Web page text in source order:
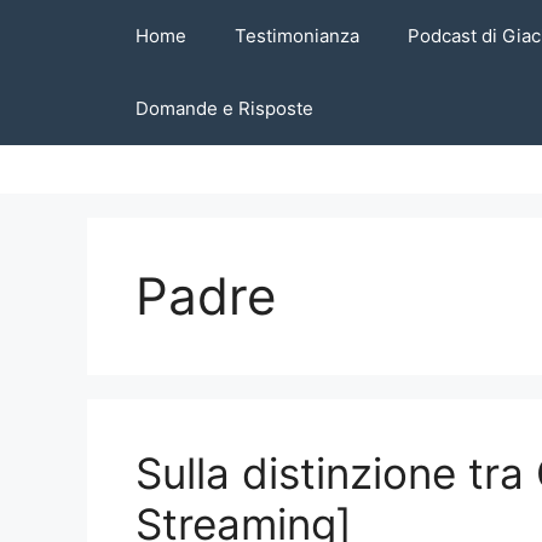
Home Testimonianza Podcast di
Domande e Risposte
Padre
Sulla distinzione tra
Streaming]